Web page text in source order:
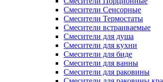
Смесители Сенсорные
Смесители Термостаты
Смесители встраиваемые
Смесители для душа
Смесители для кухни
Смесители для биде
Смесители для ванны
Смесители для раковины